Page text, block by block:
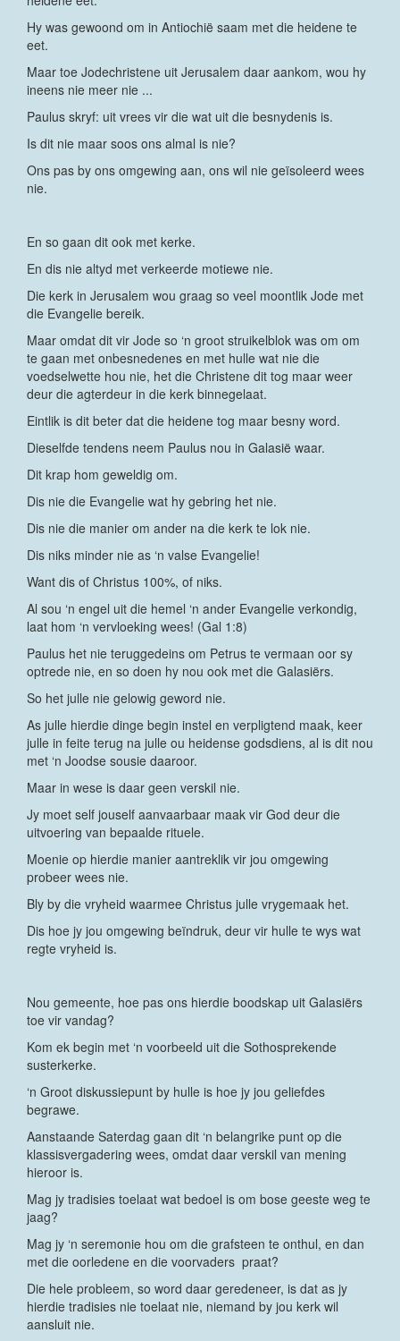
Hy was gewoond om in Antiochië saam met die heidene te
eet.
Maar toe Jodechristene uit Jerusalem daar aankom, wou hy
ineens nie meer nie ...
Paulus skryf: uit vrees vir die wat uit die besnydenis is.
Is dit nie maar soos ons almal is nie?
Ons pas by ons omgewing aan, ons wil nie geïsoleerd wees
nie.
En so gaan dit ook met kerke.
En dis nie altyd met verkeerde motiewe nie.
Die kerk in Jerusalem wou graag so veel moontlik Jode met
die Evangelie bereik.
Maar omdat dit vir Jode so ‘n groot struikelblok was om om
te gaan met onbesnedenes en met hulle wat nie die
voedselwette hou nie, het die Christene dit tog maar weer
deur die agterdeur in die kerk binnegelaat.
Eintlik is dit beter dat die heidene tog maar besny word.
Dieselfde tendens neem Paulus nou in Galasië waar.
Dit krap hom geweldig om.
Dis nie die Evangelie wat hy gebring het nie.
Dis nie die manier om ander na die kerk te lok nie.
Dis niks minder nie as ‘n valse Evangelie!
Want dis of Christus 100%, of niks.
Al sou ‘n engel uit die hemel ‘n ander Evangelie verkondig,
laat hom ‘n vervloeking wees! (Gal 1:8)
Paulus het nie teruggedeins om Petrus te vermaan oor sy
optrede nie, en so doen hy nou ook met die Galasiërs.
So het julle nie gelowig geword nie.
As julle hierdie dinge begin instel en verpligtend maak, keer
julle in feite terug na julle ou heidense godsdiens, al is dit nou
met ‘n Joodse sousie daaroor.
Maar in wese is daar geen verskil nie.
Jy moet self jouself aanvaarbaar maak vir God deur die
uitvoering van bepaalde rituele.
Moenie op hierdie manier aantreklik vir jou omgewing
probeer wees nie.
Bly by die vryheid waarmee Christus julle vrygemaak het.
Dis hoe jy jou omgewing beïndruk, deur vir hulle te wys wat
regte vryheid is.
Nou gemeente, hoe pas ons hierdie boodskap uit Galasiërs
toe vir vandag?
Kom ek begin met ‘n voorbeeld uit die Sothosprekende
susterkerke.
‘n Groot diskussiepunt by hulle is hoe jy jou geliefdes
begrawe.
Aanstaande Saterdag gaan dit ‘n belangrike punt op die
klassisvergadering wees, omdat daar verskil van mening
hieroor is.
Mag jy tradisies toelaat wat bedoel is om bose geeste weg te
jaag?
Mag jy ‘n seremonie hou om die grafsteen te onthul, en dan
met die oorledene en die voorvaders praat?
Die hele probleem, so word daar geredeneer, is dat as jy
hierdie tradisies nie toelaat nie, niemand by jou kerk wil
aansluit nie.